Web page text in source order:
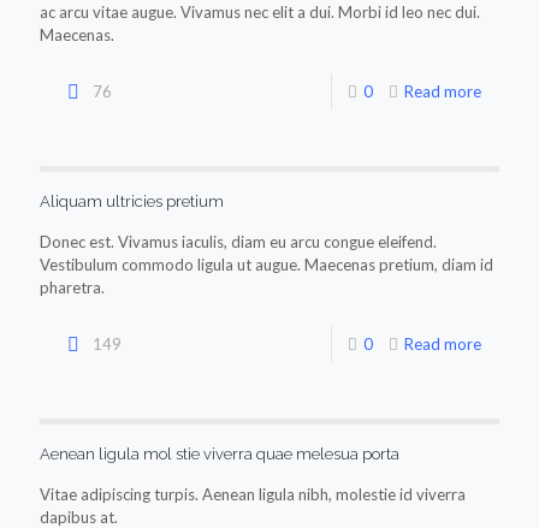
ac arcu vitae augue. Vivamus nec elit a dui. Morbi id leo nec dui.
Maecenas.
76 0 Read more
Aliquam ultricies pretium
Donec est. Vivamus iaculis, diam eu arcu congue eleifend.
Vestibulum commodo ligula ut augue. Maecenas pretium, diam id
pharetra.
149 0 Read more
Aenean ligula mol stie viverra quae melesua porta
Vitae adipiscing turpis. Aenean ligula nibh, molestie id viverra
dapibus at.